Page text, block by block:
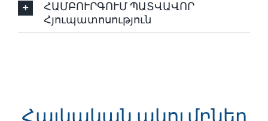
ՀԱՄԲՈՒՐԳՈՒՄ ՊԱՏՎԱՎՈՐ
Հյուպատոսություն
Հայկական ակումբներ